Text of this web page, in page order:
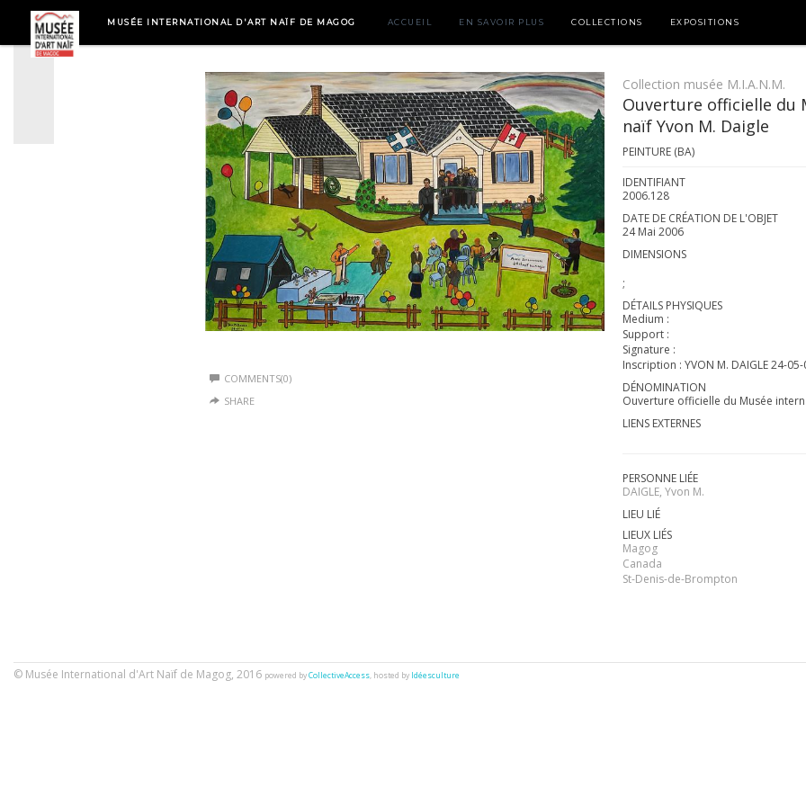
MUSÉE INTERNATIONAL D'ART NAÏF DE MAGOG ACCUEIL EN SAVOIR PLUS COLLECTIONS EXPOSITIONS
COMMENTS(0)
SHARE
Collection musée M.I.A.N.M.
Ouverture officielle du
naïf Yvon M. Daigle
PEINTURE (BA)
IDENTIFIANT
2006.128
DATE DE CRÉATION DE L'OBJET
24 Mai 2006
DIMENSIONS
;
DÉTAILS PHYSIQUES
Medium :
Support :
Signature :
Inscription : YVON M. DAIGLE 24-
DÉNOMINATION
Ouverture officielle du Musée
LIENS EXTERNES
PERSONNE LIÉE
DAIGLE, Yvon M.
LIEU LIÉ
LIEUX LIÉS
Magog
Canada
St-Denis-de-Brompton
© Musée International d'Art Naïf de Magog, 2016 powered byCollectiveAccess, hosted by Idéesculture